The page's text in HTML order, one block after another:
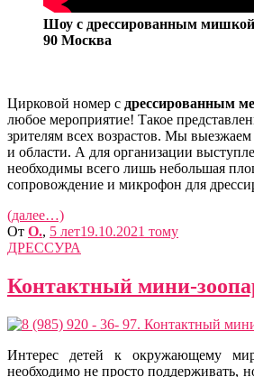
Шоу с дрессированным
90 Москва
Цирковой номер с дрессированным
любое мероприятие! Такое
зрителям всех возрастов. Мы
и области. А для организации
необходимы всего лишь небольшая
сопровождение и микрофон для
(далее…)
От O., 5 лет19.10.2021 тому
ДРЕССУРА
Контактный мини-
Интерес детей к окружающему
необходимо не просто поддерживать,